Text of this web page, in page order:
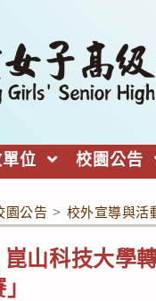
位 校園公告
園公告 > 校外宣導與活
崑山科技大學